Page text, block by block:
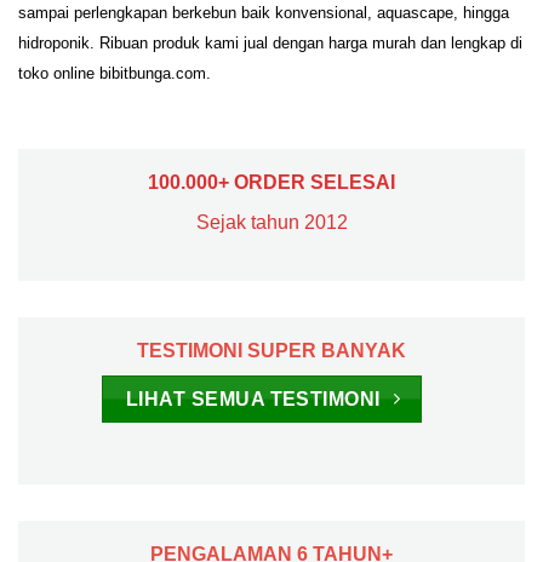
sampai perlengkapan berkebun baik konvensional, aquascape, hingga
hidroponik. Ribuan produk kami jual dengan harga murah dan lengkap di
toko online bibitbunga.com.
100.000+ ORDER SELESAI
Sejak tahun 2012
TESTIMONI SUPER BANYAK
LIHAT SEMUA TESTIMONI
PENGALAMAN 6 TAHUN+